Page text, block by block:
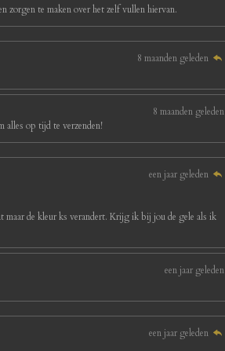
te maken over het zelf vullen hiervan.
8 maanden geleden
8 maanden geleden
alles op tijd te verzenden!
een jaar geleden
maar de kleur ks verandert. Krijg ik bij jou de gele als ik
een jaar geleden
een jaar geleden